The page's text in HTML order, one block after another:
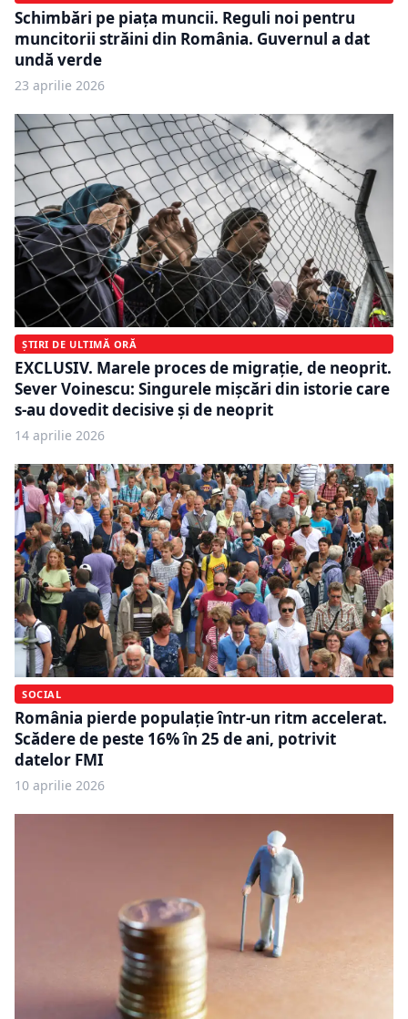
Schimbări pe piața muncii. Reguli noi pentru
muncitorii străini din România. Guvernul a dat
undă verde
23 aprilie 2026
ȘTIRI DE ULTIMĂ ORĂ
EXCLUSIV. Marele proces de migrație, de neoprit.
Sever Voinescu: Singurele mișcări din istorie care
s-au dovedit decisive și de neoprit
14 aprilie 2026
SOCIAL
România pierde populație într-un ritm accelerat.
Scădere de peste 16% în 25 de ani, potrivit
datelor FMI
10 aprilie 2026